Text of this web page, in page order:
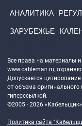
АНАЛИТИКА
ЗАРУБЕЖЬЕ
Все права на материалы
www.cableman.ru,
Допускается цитирование
от объема
гиперссылкой.
©2005 - 2026 «Кабельщик»
Политика сайта